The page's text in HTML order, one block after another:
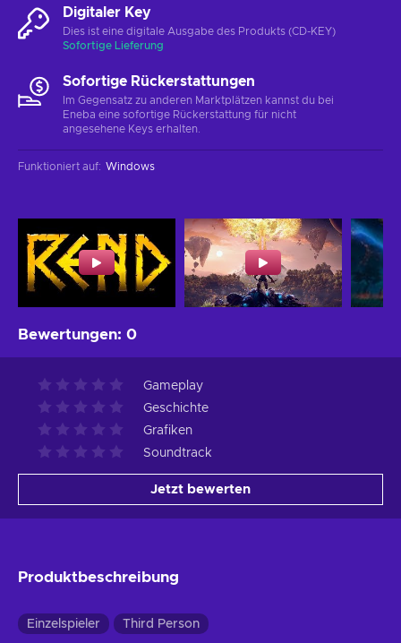
Digitaler Key
Dies ist eine digitale Ausgabe des Produkts (CD-KEY)
Sofortige Lieferung
Sofortige Rückerstattungen
Im Gegensatz zu anderen Marktplätzen kannst du bei
Eneba eine sofortige Rückerstattung für nicht
angesehene Keys erhalten.
Funktioniert auf: Windows
Bewertungen: 0
Gameplay
Geschichte
Grafiken
Soundtrack
Jetzt bewerten
Produktbeschreibung
Einzelspieler Third Person